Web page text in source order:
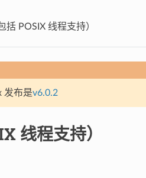
括 POSIX 线程支持）
发布是v6.0.2
线程支持）